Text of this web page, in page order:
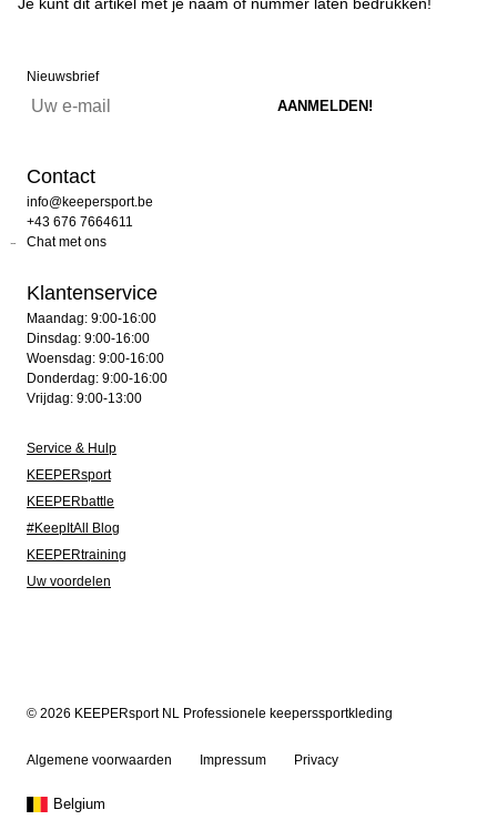
Nieuwsbrief
Contact
info@keepersport.be
+43 676 7664611
Chat met ons
Klantenservice
Maandag: 9:00-16:00
Dinsdag: 9:00-16:00
Woensdag: 9:00-16:00
Donderdag: 9:00-16:00
Vrijdag: 9:00-13:00
Service & Hulp
KEEPERsport
KEEPERbattle
#KeepItAll Blog
KEEPERtraining
Uw voordelen
© 2026 KEEPERsport NL Professionele keeperssportkleding
Algemene voorwaarden Impressum Privacy
Belgium